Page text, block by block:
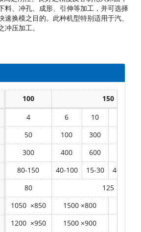
料、冲孔、成形、引伸等加工，并可选择
换模之目的。此种机型特别适用于汽、
压加工。
100
150
4
6 10
50
100 300
300
400 600
80-150
40-100 15-30
40-100
80
125
1050 ×850 1500 ×800
1200 ×950 1500 ×900